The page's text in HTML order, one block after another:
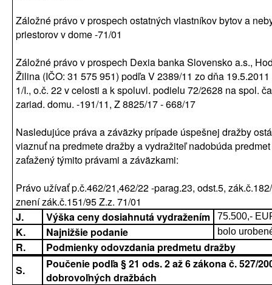
Záložné právo v prospech ostatných vlastníkov bytov a
priestorov v dome -71/01
Záložné právo v prospech Dexia banka Slovensko a.s.,
Žilina (IČO: 31 575 951) podľa V 2389/11 zo dňa 19.5.2011
1/I., o.č. 22 v celosti a k spoluvl. podielu 72/2628 na spol.
zariad. domu. -191/11, Z 8825/17 - 668/17
Nasledujúce práva a záväzky prípade úspešnej dražby
viaznuť na predmete dražby a vydražiteľ nadobúda
zaťažený týmito právami a záväzkami:
Právo užívať p.č.462/21,462/22 -parag.23, odst.5,
znení zák.č.151/95 Z.z. 71/01
J.
Výška ceny dosiahnutá vydražením 75.500,-
K. Najnižšie podanie bolo
R.
Podmienky odovzdania predmetu dražby
S.
Poučenie podľa § 21 ods. 2 až 6 zákona č. 527/
dobrovoľných dražbách